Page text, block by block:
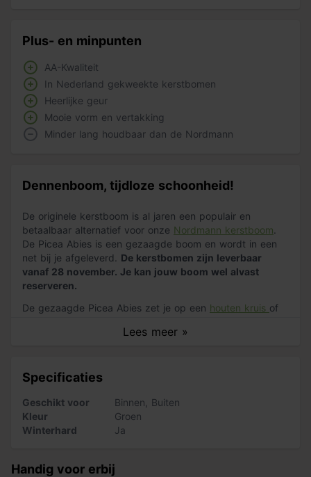
Plus- en minpunten
AA-Kwaliteit
In Nederland gekweekte kerstbomen
Heerlijke geur
Mooie vorm en vertakking
Minder lang houdbaar dan de Nordmann
Dennenboom, tijdloze schoonheid!
De originele kerstboom is al jaren een populair en
betaalbaar alternatief voor onze Nordmann kerstboom
De Picea Abies is een gezaagde boom en wordt in een
net bij je afgeleverd. De kerstbomen zijn leverbaar
vanaf 28 november. Je kan jouw boom wel alvast
reserveren.
Lees meer »
De gezaagde Picea Abies zet je op een houten kruis of
gasten met een onvergetelijke kerstervaring en geniet
prachtige boom.
Specificaties
Geschikt voor Binnen
Buiten
Kleur
Groen
Winterhard
Ja
Handig voor erbij